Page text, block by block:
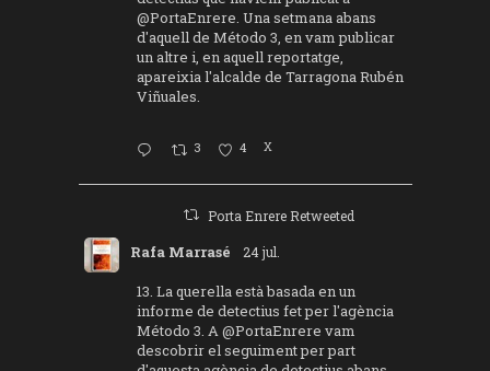
@PortaEnrere. Una setmana abans
d'aquell de Método 3, en vam publicar
un altre i, en aquell reportatge,
apareixia l'alcalde de Tarragona Rubén
Viñuales.
3 4 X
Porta Enrere Retweeted
Rafa Marrasé 24 jul.
13. La querella està basada en un
informe de detectius fet per l'agència
Método 3. A@PortaEnrere vam
descobrir el seguiment per part